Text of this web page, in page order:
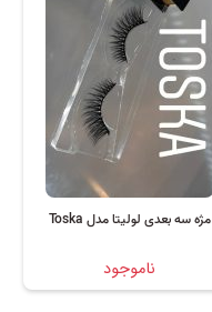
مژه سه بعدی لولیتا مدل Toska
ناموجود